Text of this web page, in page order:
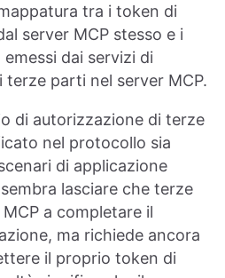
tra i token di
server MCP stesso e i
dai servizi di
terze parti nel server MCP.
di autorizzazione di terze
nel protocollo sia
di applicazione
lasciare che terze
a completare il
ma richiede ancora
il proprio token di